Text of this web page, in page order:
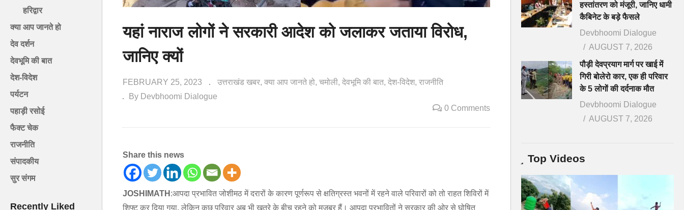
हरिद्वार
क्या आप जानते हो
देव दर्शन
देवभूमि की बात
देश-विदेश
पर्यटन
पहाड़ी रसोई
फैक्ट चेक
राजनीति
संपादकीय
सुर संगम
Recently Liked
यहां नाराज लोगों ने सरकारी आदेश को जलाकर जताया विरोध,
जानिए क्यों
FEBRUARY 25, 2023 उत्तराखंड खबर क्या आप जानते हो चमोली देवभूमि की बात देश-विदेश राजनीति
By Devbhoomi Dialogue
0 Comments
Share this news
JOSHIMATH :आपदा प्रभावित जोशीमठ में दरारों के कारण पूर्णरूप से क्षतिग्रस्त भवनों में रहने वाले परिवारों को तो राहत शिविरों में
शिफ्ट कर दिया गया, लेकिन कुछ परिवार अब भी खतरे के बीच रहने को मजबूर हैं। आपदा प्रभावितों ने सरकार की ओर से घोषित
हस्तांतरण को मंजूरी, जानिए धामी
कैबिनेट के बड़े फैसले
Devbhoomi Dialogue
AUGUST 7, 2026
पौड़ी देवप्रयाग मार्ग पर खाई में
गिरी बोलेरो कार, एक ही परिवार
के 5 लोगों की दर्दनाक मौत
Devbhoomi Dialogue
AUGUST 7, 2026
Top Videos